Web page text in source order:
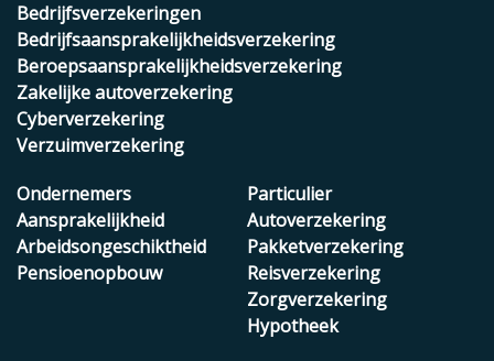
Bedrijfsverzekeringen
Bedrijfsaansprakelijkheidsverzekering
Beroepsaansprakelijkheidsverzekering
Zakelijke autoverzekering
Cyberverzekering
Verzuimverzekering
Ondernemers
Aansprakelijkheid
Arbeidsongeschiktheid
Pensioenopbouw
Particulier
Autoverzekering
Pakketverzekering
Reisverzekering
Zorgverzekering
Hypotheek